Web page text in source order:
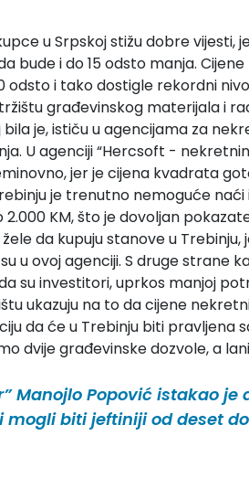
u Srpskoj stižu dobre vijesti,
bude i do 15 odsto manja. Cijene
i tako dostigle rekordni
građevinskog materijala i
je, ističu u agencijama za
U agenciji “Hercsoft -
jer je cijena kvadrata
je trenutno nemoguće naći
KM, što je dovoljan
da kupuju stanove u Trebinju,
u ovoj agenciji. S druge strane
su investitori, uprkos manjoj
ukazuju na to da cijene
da će u Trebinju biti pravljena
dvije građevinske dozvole, a
Manojlo Popović istakao je
biti jeftiniji od deset do